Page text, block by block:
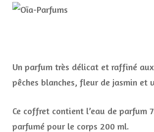
Un parfum très délicat et raffiné
pêches blanches, fleur de jasmin et
Ce coffret contient l’eau de parfum
parfumé pour le corps 200 ml.